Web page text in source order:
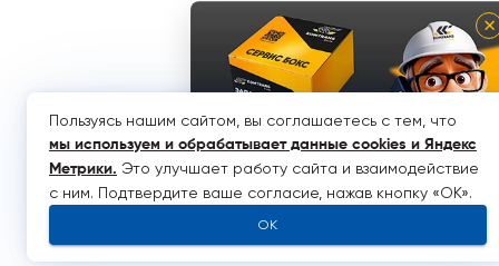
×
Пользуясь нашим сайтом, вы соглашаетесь с тем, что
мы используем и обрабатывает данные cookies и Яндекс
Метрики. Это улучшает работу сайта и взаимодействие
с ним. Подтвердите ваше согласие, нажав кнопку «OK».
OK